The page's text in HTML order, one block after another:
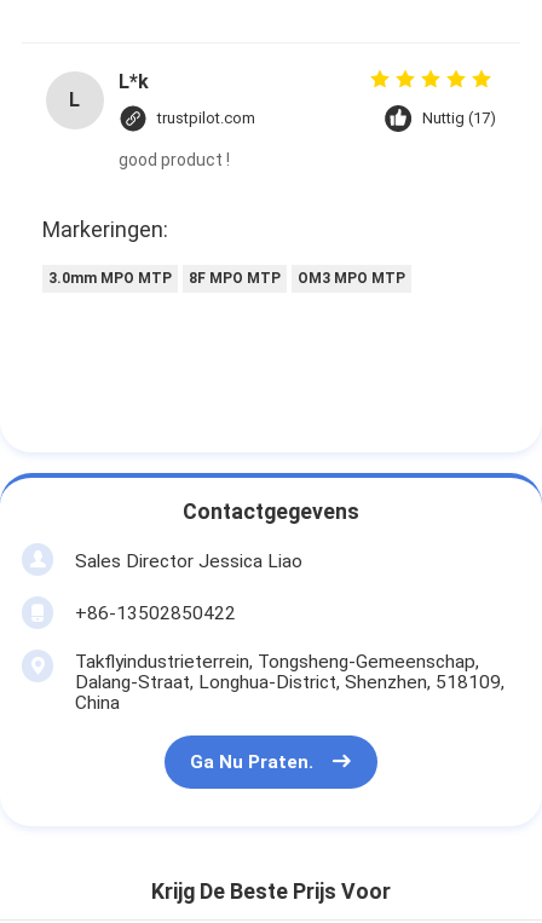
L
L*k
trustpilot.com Nuttig (17)
good product !
Markeringen:
3.0mm MPO MTP 8F MPO MTP OM3 MPO MTP
Contactgegevens
Sales Director Jessica Liao
+86-13502850422
Takflyindustrieterrein, Tongsheng-Gemeenschap,
Dalang-Straat, Longhua-District, Shenzhen, 518109,
China
Ga Nu Praten.
Krijg De Beste Prijs Voor